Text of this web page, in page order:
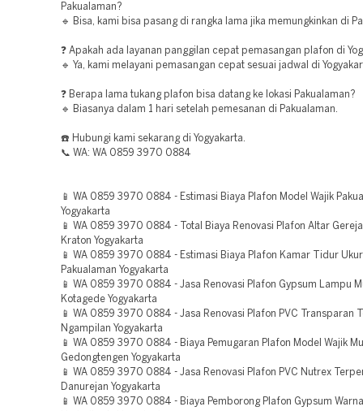
Pakualaman?
🔹 Bisa, kami bisa pasang di rangka lama jika memungkinkan di
❓ Apakah ada layanan panggilan cepat pemasangan plafon di
🔹 Ya, kami melayani pemasangan cepat sesuai jadwal di
❓ Berapa lama tukang plafon bisa datang ke lokasi Pakualaman?
🔹 Biasanya dalam 1 hari setelah pemesanan di Pakualaman.
☎️ Hubungi kami sekarang di Yogyakarta.
📞 WA: WA 0859 3970 0884
📱 WA 0859 3970 0884 - Estimasi Biaya Plafon Model Wajik
Yogyakarta
📱 WA 0859 3970 0884 - Total Biaya Renovasi Plafon Altar
Kraton Yogyakarta
📱 WA 0859 3970 0884 - Estimasi Biaya Plafon Kamar Tidur
Pakualaman Yogyakarta
📱 WA 0859 3970 0884 - Jasa Renovasi Plafon Gypsum Lampu
Kotagede Yogyakarta
📱 WA 0859 3970 0884 - Jasa Renovasi Plafon PVC Transparan
Ngampilan Yogyakarta
📱 WA 0859 3970 0884 - Biaya Pemugaran Plafon Model Wajik
Gedongtengen Yogyakarta
📱 WA 0859 3970 0884 - Jasa Renovasi Plafon PVC Nutrex
Danurejan Yogyakarta
📱 WA 0859 3970 0884 - Biaya Pemborong Plafon Gypsum